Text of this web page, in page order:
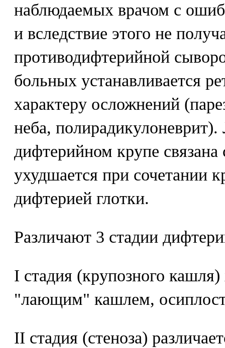
наблюдаемых врачом с
и вследствие этого не
противодифтерийной
больных устанавливается
характеру осложнений
неба, полирадикулоневрит).
дифтерийном крупе
ухудшается при сочетании
дифтерией глотки.
Различают 3 стадии
I стадия (крупозного
"лающим" кашлем,
II стадия (стеноза)